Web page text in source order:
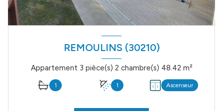
REMOULINS (30210)
Appartement 3 pièce(s) 2 chambre(s) 48.42 m²
1 1 Ascenseur